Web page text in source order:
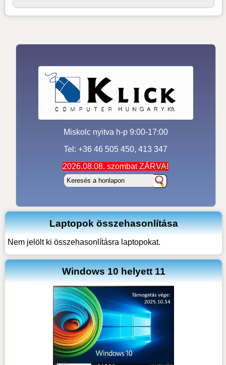
Miskolc nyitva h-p 9:00-17:00
Tel: +36 46 505 450, 413 347
2026.08.08. szombat ZÁRVA!
Laptopok összehasonlítása
Nem jelölt ki összehasonlításra laptopokat.
Windows 10 helyett 11